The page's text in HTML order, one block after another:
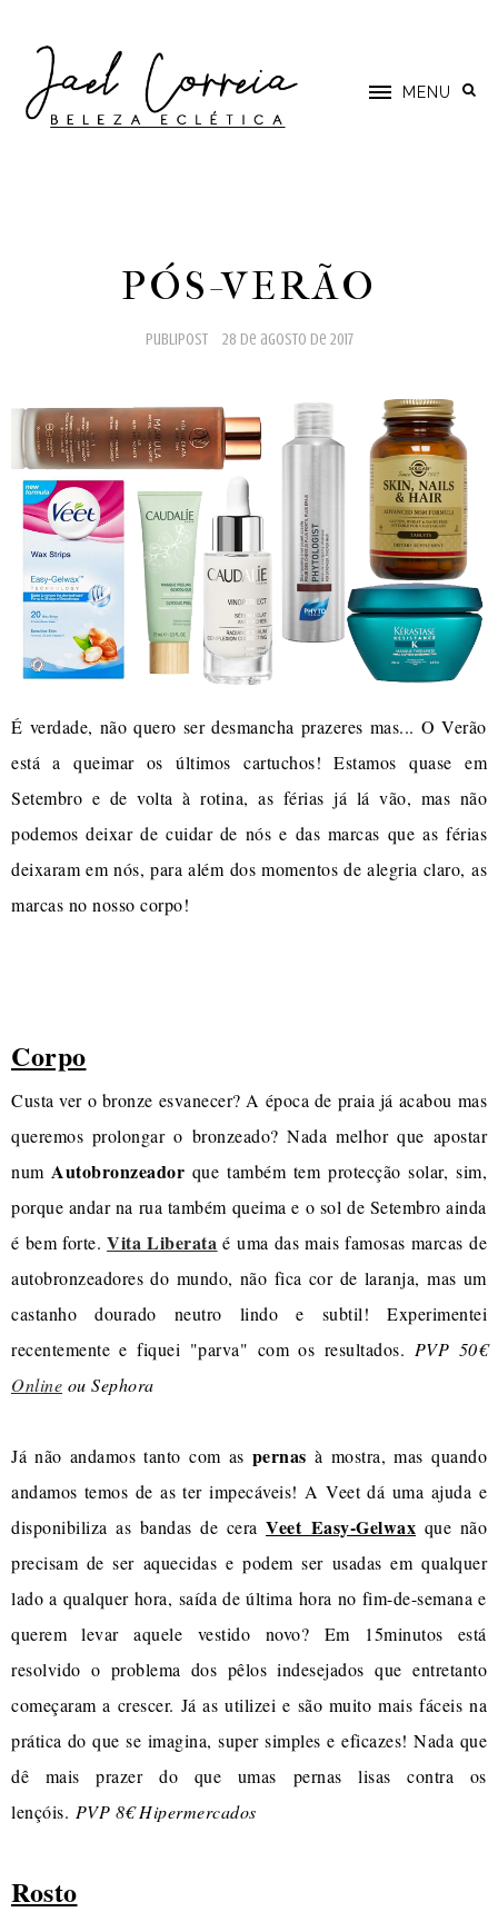
MENU
PÓS-VERÃO
publipost 28 de agosto de 2017
É verdade, não quero ser desmancha prazeres mas... O Verão
está a queimar os últimos cartuchos! Estamos quase em
Setembro e de volta à rotina, as férias já lá vão, mas não
podemos deixar de cuidar de nós e das marcas que as férias
deixaram em nós, para além dos momentos de alegria claro, as
marcas no nosso corpo!
Corpo
Custa ver o bronze esvanecer? A época de praia já acabou mas
queremos prolongar o bronzeado? Nada melhor que apostar
num Autobronzeador que também tem protecção solar, sim,
porque andar na rua também queima e o sol de Setembro ainda
é bem forte.Vita Liberata é uma das mais famosas marcas de
autobronzeadores do mundo, não fica cor de laranja, mas um
castanho dourado neutro lindo e subtil! Experimentei
recentemente e fiquei "parva" com os resultados. PVP 50€
Online ou Sephora
Já não andamos tanto com as pernas à mostra, mas quando
andamos temos de as ter impecáveis! A Veet dá uma ajuda e
disponibiliza as bandas de cera Veet Easy-Gelwax que não
precisam de ser aquecidas e podem ser usadas em qualquer
lado a qualquer hora, saída de última hora no fim-de-semana e
querem levar aquele vestido novo? Em 15minutos está
resolvido o problema dos pêlos indesejados que entretanto
começaram a crescer. Já as utilizei e são muito mais fáceis na
prática do que se imagina, super simples e eficazes! Nada que
dê mais prazer do que umas pernas lisas contra os
lençóis. PVP 8€ Hipermercados
Rosto